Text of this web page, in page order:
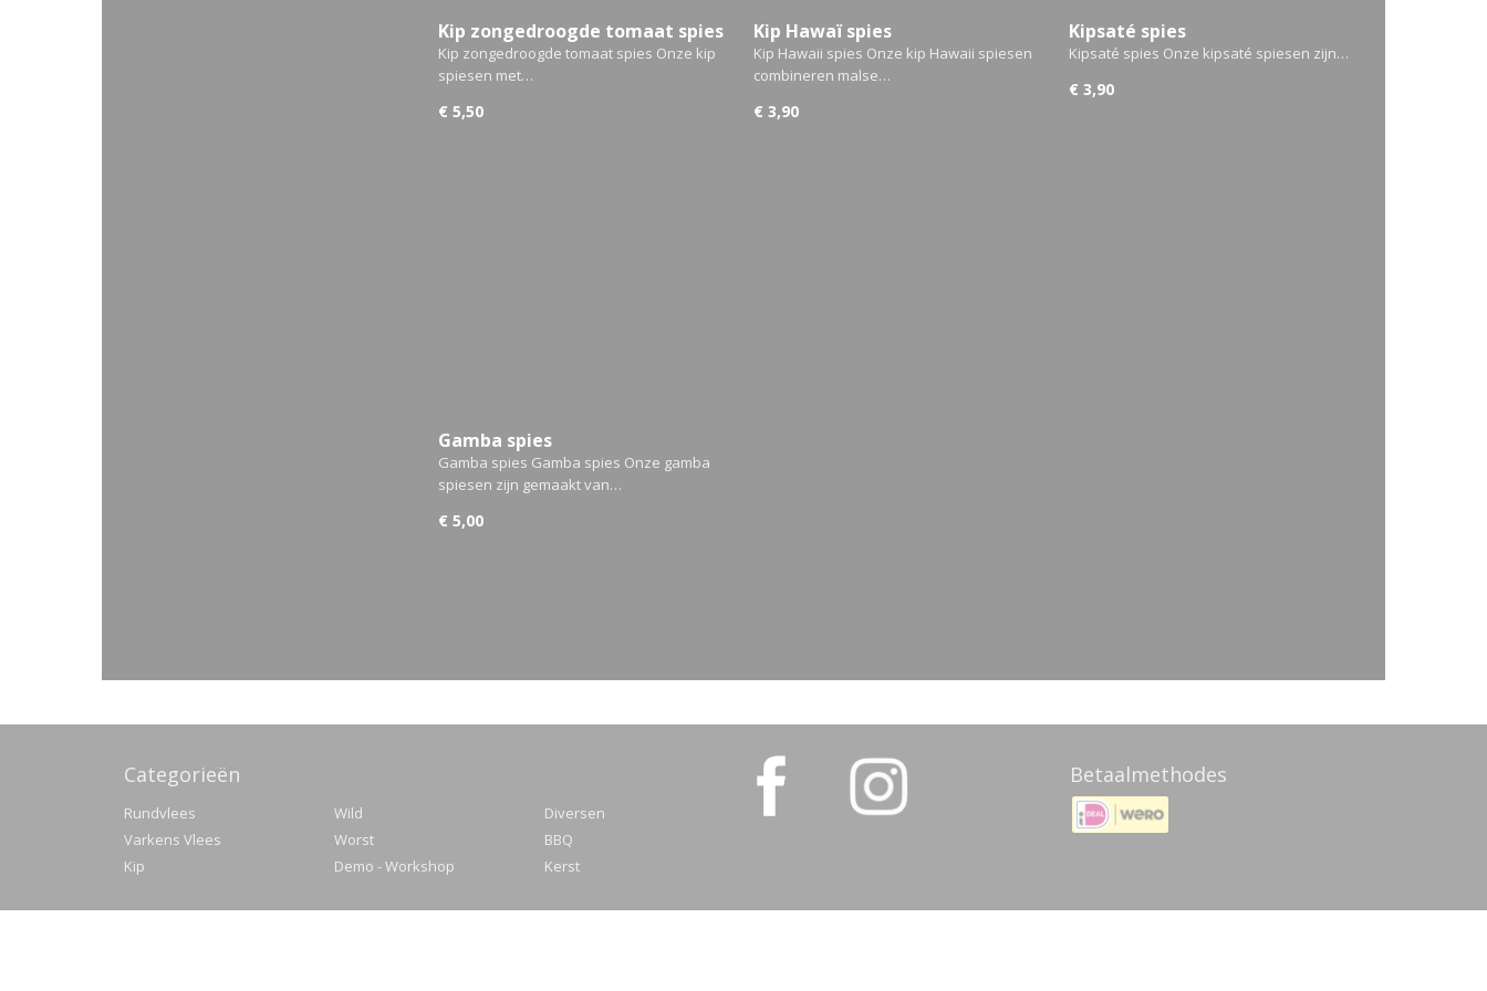
Kip zongedroogde tomaat spies
Kip zongedroogde tomaat spies Onze kip
spiesen met…
€ 5,50
Kip Hawaï spies
Kip Hawaii spies Onze kip Hawaii spiesen
combineren malse…
€ 3,90
Kipsaté spies
Kipsaté spies Onze kipsaté spiesen zijn…
€ 3,90
Gamba spies
Gamba spies Gamba spies Onze gamba
spiesen zijn gemaakt van…
€ 5,00
Categorieën
Rundvlees
Varkens Vlees
Kip
Wild
Worst
Demo - Workshop
Diversen
BBQ
Kerst
Betaalmethodes